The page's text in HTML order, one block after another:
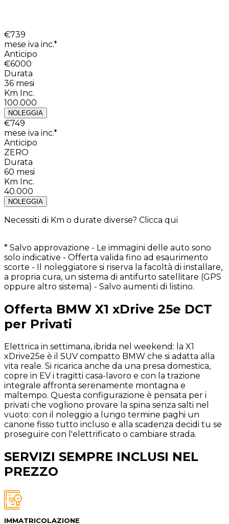
€739
mese iva inc.*
Anticipo
€6000
Durata
36 mesi
Km Inc.
100.000
NOLEGGIA
€749
mese iva inc.*
Anticipo
ZERO
Durata
60 mesi
Km Inc.
40.000
NOLEGGIA
Necessiti di Km o durate diverse? Clicca qui
* Salvo approvazione - Le immagini delle auto sono
solo indicative - Offerta valida fino ad esaurimento
scorte - Il noleggiatore si riserva la facoltà di installare,
a propria cura, un sistema di antifurto satellitare (GPS
oppure altro sistema) - Salvo aumenti di listino.
Offerta BMW X1 xDrive 25e DCT
per Privati
Elettrica in settimana, ibrida nel weekend: la X1
xDrive25e è il SUV compatto BMW che si adatta alla
vita reale. Si ricarica anche da una presa domestica,
copre in EV i tragitti casa-lavoro e con la trazione
integrale affronta serenamente montagna e
maltempo. Questa configurazione è pensata per i
privati che vogliono provare la spina senza salti nel
vuoto: con il noleggio a lungo termine paghi un
canone fisso tutto incluso e alla scadenza decidi tu se
proseguire con l'elettrificato o cambiare strada.
SERVIZI SEMPRE INCLUSI NEL
PREZZO
IMMATRICOLAZIONE